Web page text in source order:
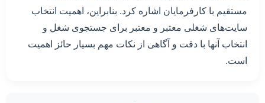
مستقیم با کارفرمایان اشاره کرد. بنابراین، اهمیت انتخاب
سایت‌های شغلی معتبر و معتبر برای جستجوی شغل و
انتخاب آنها با دقت و آگاهی از نکات مهم بسیار حائز اهمیت
است.